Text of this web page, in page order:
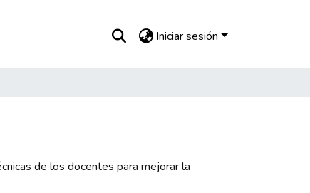
Iniciar sesión
de los docentes para mejorar la